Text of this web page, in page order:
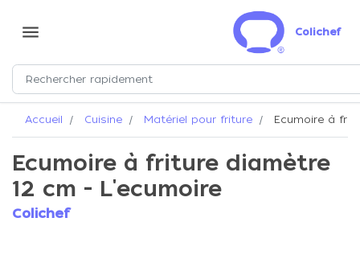
menu Colichef
Accueil Cuisine Matériel pour friture Ecumoire à
Ecumoire à friture diamètre
12 cm - L'ecumoire
Colichef